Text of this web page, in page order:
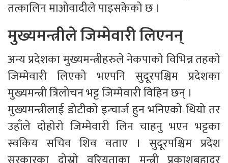
तत्कालिन माओवादीले पाइसकेको छ ।
मुख्यमन्त्रीले जिम्मेवारी लिएनन्
अन्य प्रदेशका मुख्यमन्त्रीहरुले नेकपाको विभिन्न तहको
जिम्मेवारी लिएको भएपनि सुदूरपश्चिम प्रदेशका
मुख्यमन्त्री त्रिलोचन भट्ट जिम्मेवारी विहिन छन् ।
मुख्यमन्त्रीलाई डोटीको इन्चार्ज हुन भनिएको थियो तर
उहाँले दोहोरो जिम्मेवारी लिन चाहनु भएन भट्टका
स्वकिय सचिव शिव वताए । सुदूरपश्चिम प्रदेश